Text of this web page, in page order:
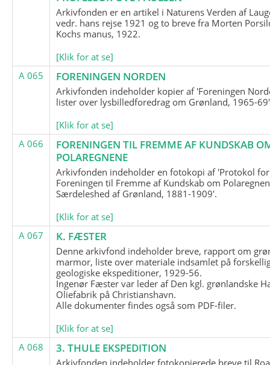
Arkivfonden er en artikel i Naturens Verden af
vedr. hans rejse 1921 og to breve fra Morten
Kochs manus, 1922.
[Klik for at se]
A 065
FORENINGEN NORDEN
Arkivfonden indeholder kopier af 'Foreningen
lister over lysbilledforedrag om Grønland, 1965-
[Klik for at se]
A 066
FORENINGEN TIL FREMME AF KUNDSKAB
POLAREGNENE
Arkivfonden indeholder en fotokopi af 'Protokol for
Foreningen til Fremme af Kundskab om
Særdeleshed af Grønland, 1881-1909'.
[Klik for at se]
A 067
K. FÆSTER
Denne arkivfond indeholder breve, rapport om
marmor, liste over materiale indsamlet på
geologiske ekspeditioner, 1929-56.
Ingenør Fæster var leder af Den kgl. grønlandske
Oliefabrik på Christianshavn.
Alle dokumenter findes også som PDF-filer.
[Klik for at se]
A 068
3. THULE EKSPEDITION
Arkivfonden indeholder fotokopierede breve til